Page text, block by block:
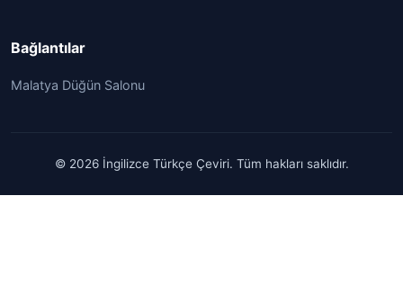
Bağlantılar
Malatya Düğün Salonu
© 2026 İngilizce Türkçe Çeviri. Tüm hakları saklıdır.